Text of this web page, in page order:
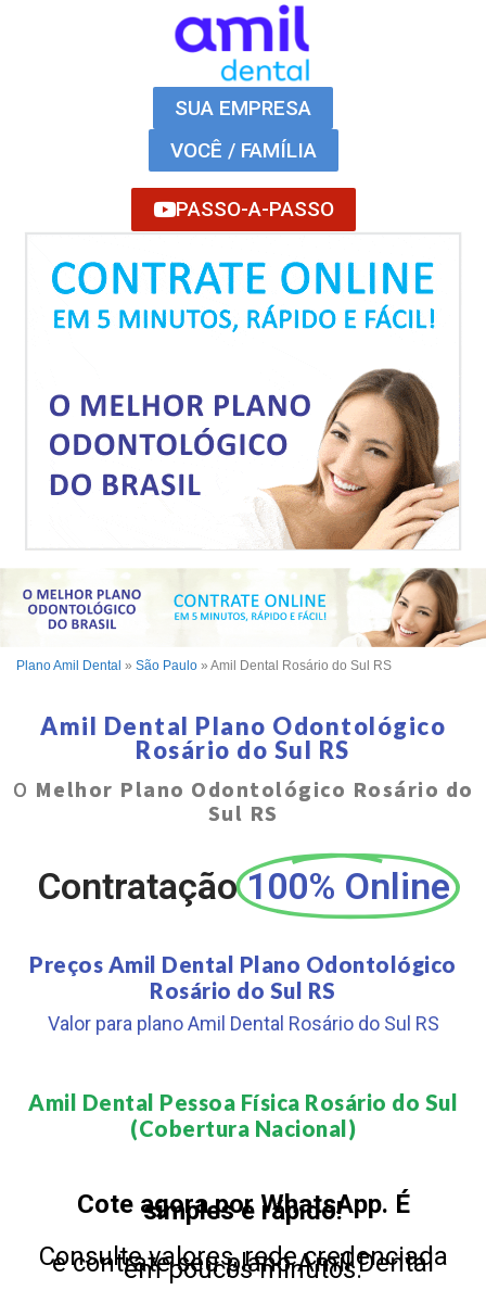
SUA EMPRESA
VOCÊ / FAMÍLIA
PASSO-A-PASSO
Plano Amil Dental » São Paulo » Amil Dental Rosário do Sul RS
Amil Dental Plano Odontológico
Rosário do Sul RS
O Melhor Plano Odontológico Rosário do
Sul RS
Contratação 100% Online
Preços Amil Dental Plano Odontológico
Rosário do Sul RS
Valor para plano Amil Dental Rosário do Sul RS
Amil Dental Pessoa Física Rosário do Sul
(Cobertura Nacional)​
Cote agora por WhatsApp. É
simples e rápido!
Consulte valores, rede credenciada
e contrate seu plano Amil Dental
em poucos minutos.